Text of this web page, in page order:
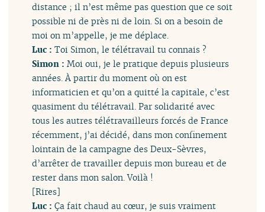
distance ; il n’est même pas question que ce soit
possible ni de près ni de loin. Si on a besoin de
moi on m’appelle, je me déplace.
Luc :Toi Simon, le télétravail tu connais ?
Simon :Moi oui, je le pratique depuis plusieurs
années. À partir du moment où on est
informaticien et qu’on a quitté la capitale, c’est
quasiment du télétravail. Par solidarité avec
tous les autres télétravailleurs forcés de France
récemment, j’ai décidé, dans mon confinement
lointain de la campagne des Deux-Sèvres,
d’arrêter de travailler depuis mon bureau et de
rester dans mon salon. Voilà !
[Rires]
Luc :Ça fait chaud au cœur, je suis vraiment